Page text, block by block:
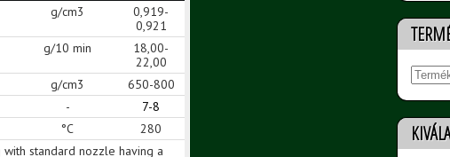
g/cm3
0,919-
0,921
g/10 min
18,00-
22,00
g/cm3
650-800
-
7-8
°C
280
standard nozzle having a